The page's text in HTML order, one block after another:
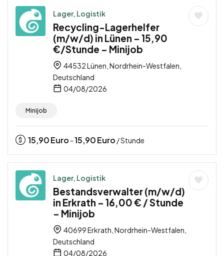
Lager, Logistik
Recycling-Lagerhelfer
(m/w/d) in Lünen – 15,90
€/Stunde – Minijob
44532 Lünen, Nordrhein-Westfalen,
Deutschland
04/08/2026
Minijob
15,90Euro -15,90Euro / Stunde
Lager, Logistik
Bestandsverwalter (m/w/d)
in Erkrath – 16,00 € / Stunde
– Minijob
40699 Erkrath, Nordrhein-Westfalen,
Deutschland
04/08/2026